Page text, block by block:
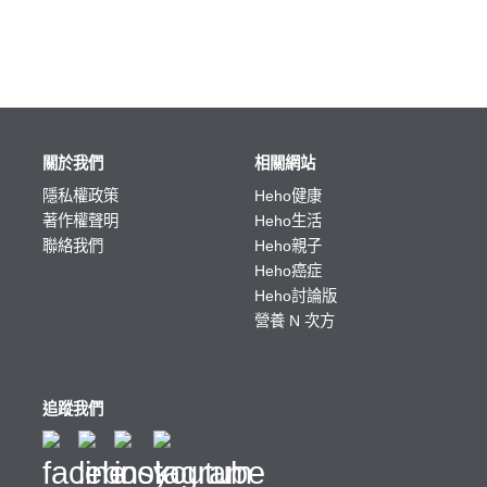
關於我們
隱私權政策
著作權聲明
聯絡我們
相關網站
Heho健康
Heho生活
Heho親子
Heho癌症
Heho討論版
營養 N 次方
追蹤我們